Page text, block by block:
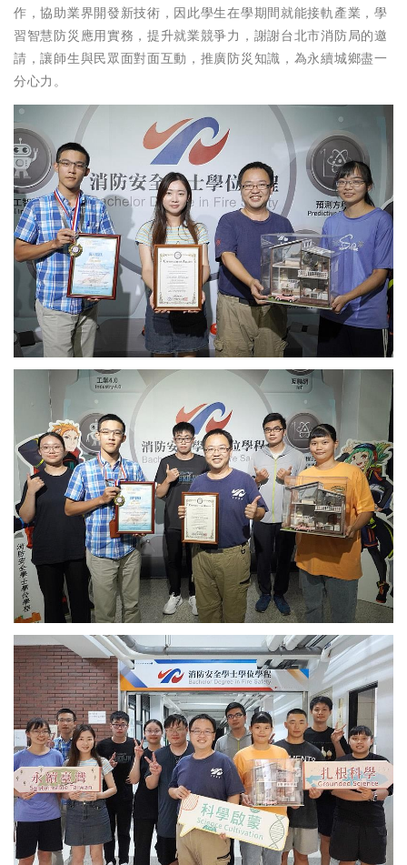
作，協助業界開發新技術，因此學生在學期間就能接軌產業，學
習智慧防災應用實務，提升就業競爭力，謝謝台北市消防局的邀
請，讓師生與民眾面對面互動，推廣防災知識，為永續城鄉盡一
分心力。